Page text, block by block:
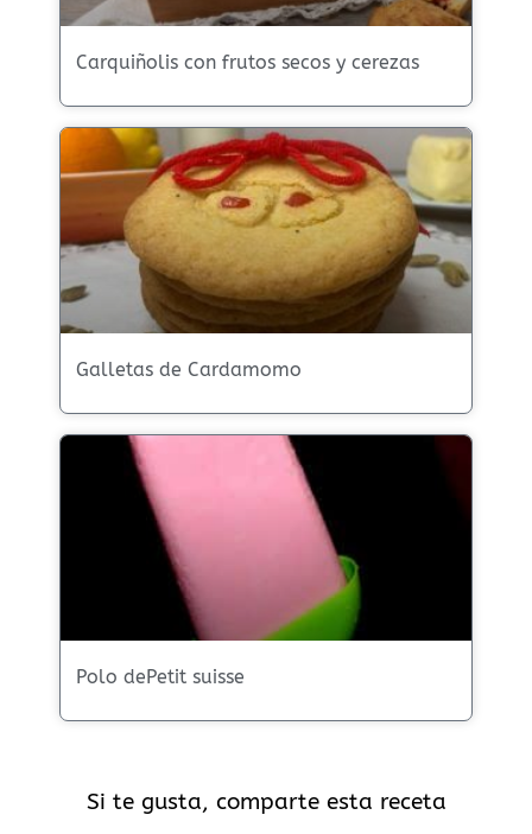
Carquiñolis con frutos secos y cerezas
Galletas de Cardamomo
Polo dePetit suisse
Si te gusta, comparte esta receta